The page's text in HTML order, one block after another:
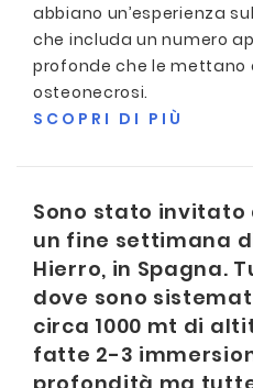
abbiano un’esperienza
che includa un numero
profonde che le mettano
osteonecrosi.
SCOPRI DI PIÙ
Sono stato
un fine settimana
Hierro, in Spagna.
dove sono
circa 1000 mt di
fatte 2-3